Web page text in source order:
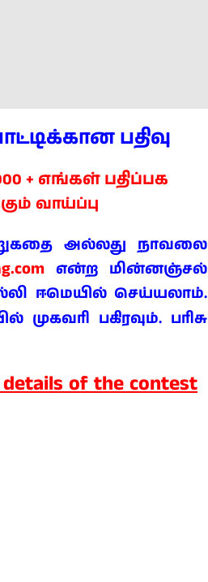
பதிவு
+ எங்கள் பதிப்பக
வாய்ப்பு
அல்லது நாவலை
என்ற மின்னஞ்சல்
ஈமெயில் செய்யலாம்.
பகிரவும். பரிசு
of the contest